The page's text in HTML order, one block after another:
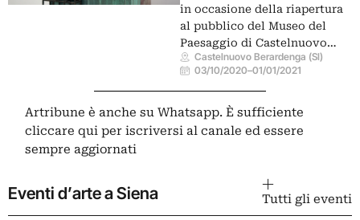
in occasione della riapertura
al pubblico del Museo del
Paesaggio di Castelnuovo…
Castelnuovo Berardenga (SI)
03/10/2020–01/01/2021
Artribune è anche su Whatsapp. È sufficiente
cliccare qui per iscriversi al canale ed essere
sempre aggiornati
Eventi d’arte a Siena Tutti gli eventi